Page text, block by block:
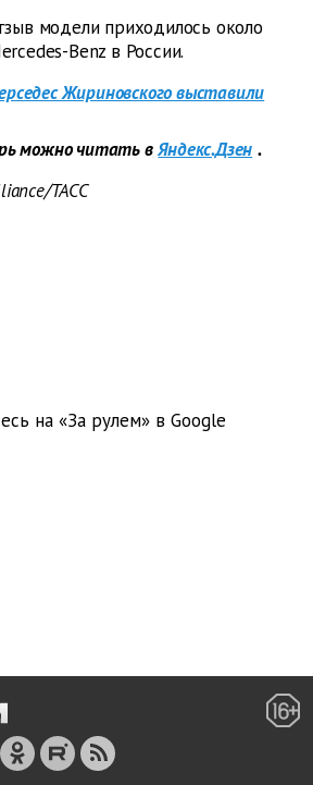
модели приходилось около
Benz в России.
Жириновского выставили
можно читать в Яндекс.Дзен .
ТАСС
на «За рулем» в Google